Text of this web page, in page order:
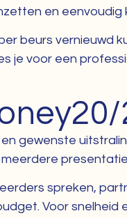
en eenvoudig
beurs vernieuwd
je voor een
gewenste
spreken,
Voor